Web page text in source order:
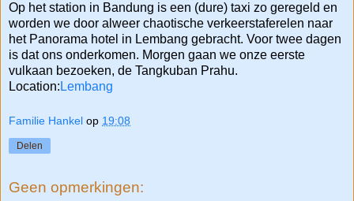
Op het station in Bandung is een (dure) taxi zo geregeld en
worden we door alweer chaotische verkeerstaferelen naar
het Panorama hotel in Lembang gebracht. Voor twee dagen
is dat ons onderkomen. Morgen gaan we onze eerste
vulkaan bezoeken, de Tangkuban Prahu.
Location: Lembang
Familie Hankel op 19:08
Delen
Geen opmerkingen: